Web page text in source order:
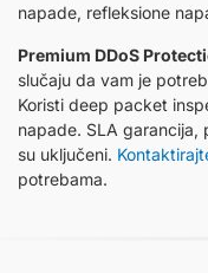
napade, refleksione
Premium DDoS
slučaju da vam je
Koristi deep packet
napade. SLA garancija,
su uključeni.
potrebama.